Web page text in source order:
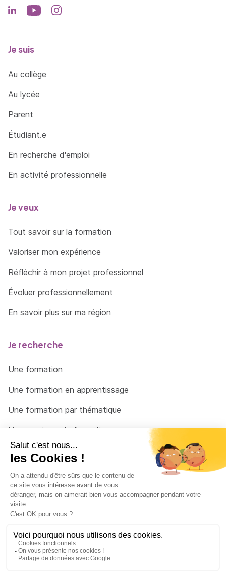
Je suis
Au collège
Au lycée
Parent
Étudiant.e
En recherche d'emploi
En activité professionnelle
Je veux
Tout savoir sur la formation
Valoriser mon expérience
Réfléchir à mon projet professionnel
Évoluer professionnellement
En savoir plus sur ma région
Je recherche
Une formation
Une formation en apprentissage
Une formation par thématique
Un organisme de formation
Un conseiller
© 2026 - Côté Formations - par Via Compétences
Menu Pied de page
Mentions Légales